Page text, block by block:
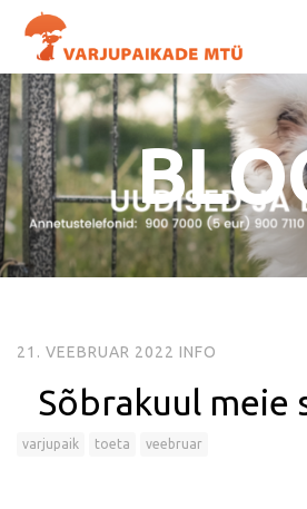
21. VEEBRUAR 2022 INFO
Sõbrakuul meie
varjupaik toeta veebruar